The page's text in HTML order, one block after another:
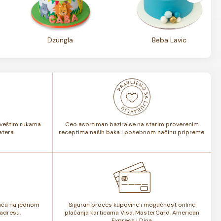
Dzungla Beba Lavic
rukama
Ceo asortiman bazira se na starim proverenim
receptima naših baka i posebnom načinu pripreme.
na jednom
Siguran proces kupovine i mogućnost online
plaćanja karticama Visa, MasterCard, American